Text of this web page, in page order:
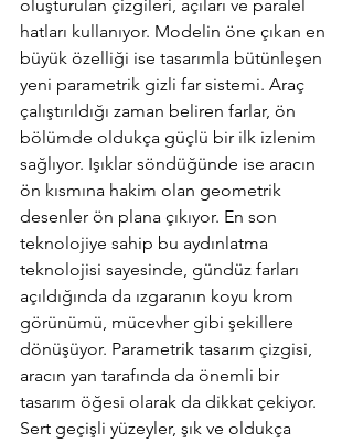
oluşturulan çizgileri, açıları ve paralel
hatları kullanıyor. Modelin öne çıkan en
büyük özelliği ise tasarımla bütünleşen
yeni parametrik gizli far sistemi. Araç
çalıştırıldığı zaman beliren farlar, ön
bölümde oldukça güçlü bir ilk izlenim
sağlıyor. Işıklar söndüğünde ise aracın
ön kısmına hakim olan geometrik
desenler ön plana çıkıyor. En son
teknolojiye sahip bu aydınlatma
teknolojisi sayesinde, gündüz farları
açıldığında da ızgaranın koyu krom
görünümü, mücevher gibi şekillere
dönüşüyor. Parametrik tasarım çizgisi,
aracın yan tarafında da önemli bir
tasarım öğesi olarak da dikkat çekiyor.
Sert geçişli yüzeyler, şık ve oldukça